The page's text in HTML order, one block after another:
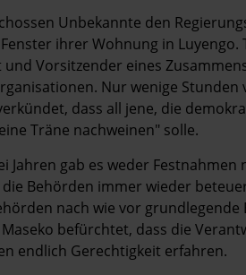
Unbekannte den
ihrer Wohnung in
Vorsitzender eines
Nur wenige
dass all jene, die
Träne nachweinen" solle.
Jahren gab es weder
Behörden immer wieder
nach wie vor
befürchtet, dass die
endlich Gerechtigkeit erfahren.